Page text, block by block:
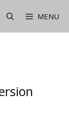
MENU